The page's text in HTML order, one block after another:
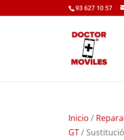
93 627 10 57
Inicio /
GT/